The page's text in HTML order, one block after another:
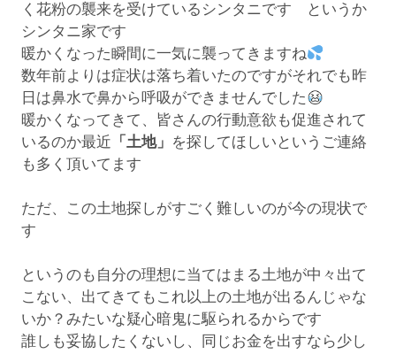
く花粉の襲来を受けているシンタニです というか
シンタニ家です
暖かくなった瞬間に一気に襲ってきますね
数年前よりは症状は落ち着いたのですがそれでも昨
日は鼻水で鼻から呼吸ができませんでした
暖かくなってきて、皆さんの行動意欲も促進されて
いるのか最近 「土地」 を探してほしいというご連絡
も多く頂いてます
ただ、この土地探しがすごく難しいのが今の現状で
す
というのも自分の理想に当てはまる土地が中々出て
こない、出てきてもこれ以上の土地が出るんじゃな
いか？みたいな疑心暗鬼に駆られるからです
誰しも妥協したくないし、同じお金を出すなら少し